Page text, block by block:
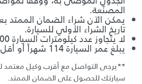
المصنّعة.
تاريخ الشراء الأولي للسيارة.
لا يتجاوز عدد كيلومترات السيارة 262,500 كم.
يبلغ عمر السيارة 114 شهراً أو أقل.
**يرجى التواصل مع أقرب وكيل معتمد
سيارتك للحصول على الضمان الممتد.